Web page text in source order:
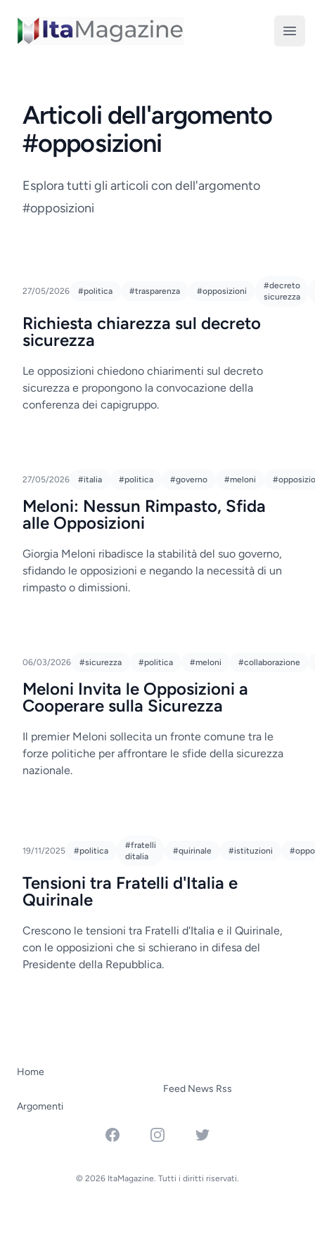
ItaMagazine
Articoli dell'argomento
#opposizioni
Esplora tutti gli articoli con dell'argomento
#opposizioni
27/05/2026 #politica #trasparenza #opposizioni
#decreto
sicurezza
Richiesta chiarezza sul decreto
sicurezza
Le opposizioni chiedono chiarimenti sul decreto
sicurezza e propongono la convocazione della
conferenza dei capigruppo.
27/05/2026 #italia #politica #governo #meloni
Meloni: Nessun Rimpasto, Sfida
alle Opposizioni
Giorgia Meloni ribadisce la stabilità del suo governo,
sfidando le opposizioni e negando la necessità di un
rimpasto o dimissioni.
06/03/2026 #sicurezza #politica #meloni #collaborazione
Meloni Invita le Opposizioni a
Cooperare sulla Sicurezza
Il premier Meloni sollecita un fronte comune tra le
forze politiche per affrontare le sfide della sicurezza
nazionale.
19/11/2025 #politica
#fratelli
ditalia
#quirinale #istituzioni
Tensioni tra Fratelli d'Italia e
Quirinale
Crescono le tensioni tra Fratelli d'Italia e il Quirinale,
con le opposizioni che si schierano in difesa del
Presidente della Repubblica.
Home
Argomenti
Feed News Rss
FacebookInstagramTwitter
© 2026 ItaMagazine. Tutti i diritti riservati.